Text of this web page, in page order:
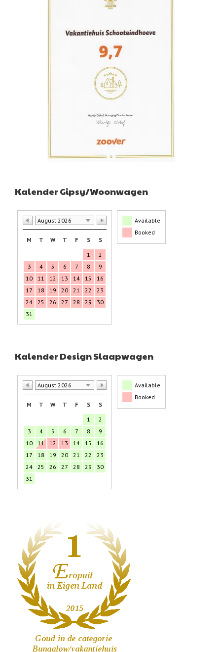
Kalender Gipsy/Woonwagen
August 2026
M T W T F S
S
1
2
3
4 5 6 7 8
9
10
11 12 13 14 15
16
17
18 19 20 21 22
23
24
25 26 27 28 29
30
31
Available
Booked
Kalender Design Slaapwagen
August 2026
M T W T F S
S
1
2
3
4 5 6 7 8
9
10
11 12 13 14 15
16
17
18 19 20 21 22
23
24
25 26 27 28 29
30
31
Available
Booked